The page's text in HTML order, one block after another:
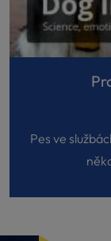
Pes ve